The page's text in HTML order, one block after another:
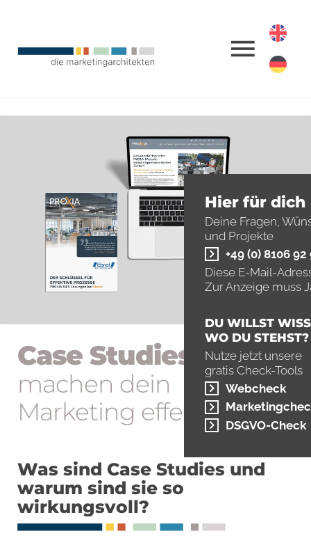
Case Studies
machen dein
Marketing ­effektiver
Was sind Case Studies und
warum sind sie so
wirkungsvoll?
Hier für dich
Deine Fragen,
und Projekte
+49 (0) 8106 92
Diese E-Mail-
Zur Anzeige muss
DU WILLST
WO DU STEHST?
Nutze jetzt unsere
gratis Check-Tools
Webcheck
DSGVO-Check